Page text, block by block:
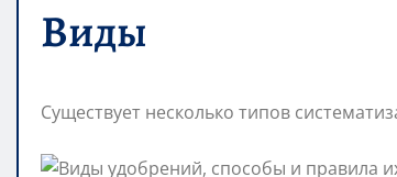
Виды
Существует несколько типов